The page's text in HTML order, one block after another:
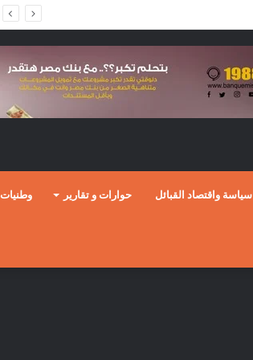
سياسة واقتصاد القبائل حوارات و تقارير وطنيات